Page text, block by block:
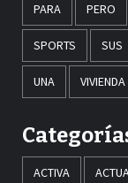
PARA PERO
SPORTS SUS
UNA VIVIENDA
ACTIVA